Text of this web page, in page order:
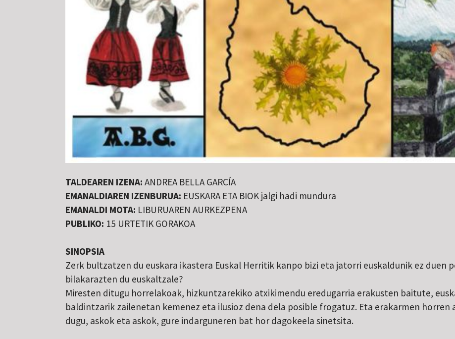
TALDEAREN IZENA: ANDREA BELLA GARCÍA
EMANALDIAREN IZENBURUA: EUSKARA ETA BIOK jalgi hadi mundura
EMANALDI MOTA: LIBURUAREN AURKEZPENA
PUBLIKO: 15 URTETIK GORAKOA
SINOPSIA
Zerk bultzatzen du euskara ikastera Euskal Herritik kanpo bizi eta jatorri euskaldunik ez duen
bilakarazten du euskaltzale?
Miresten ditugu horrelakoak, hizkuntzarekiko atxikimendu eredugarria erakusten baitute,
baldintzarik zailenetan kemenez eta ilusioz dena dela posible frogatuz. Eta erakarmen horren
dugu, askok eta askok, gure indarguneren bat hor dagokeela sinetsita.